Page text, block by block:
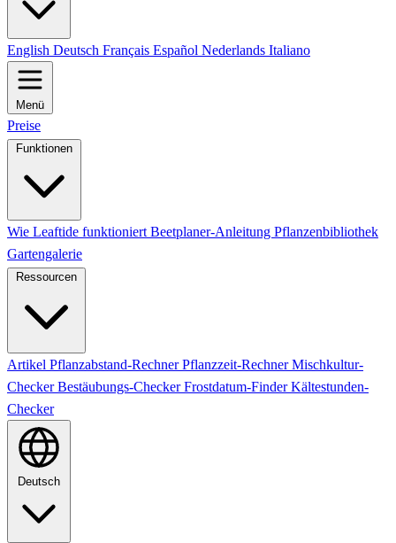
English Deutsch Français Español Nederlands Italiano
Menü
Preise
Funktionen
Wie Leaftide funktioniert Beetplaner-Anleitung Pflanzenbibliothek
Gartengalerie
Ressourcen
Artikel Pflanzabstand-RechnerPflanzzeit-RechnerMischkultur-
CheckerBestäubungs-CheckerFrostdatum-FinderKältestunden-
Checker
Deutsch